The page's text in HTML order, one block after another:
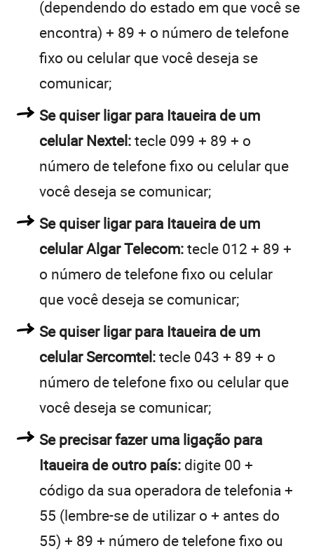
(dependendo do estado em que você se
encontra) + 89 + o número de telefone
fixo ou celular que você deseja se
comunicar;
Se quiser ligar para Itaueira de um
celular Nextel:tecle 099 + 89 + o
número de telefone fixo ou celular que
você deseja se comunicar;
Se quiser ligar para Itaueira de um
celular Algar Telecom:tecle 012 + 89 +
o número de telefone fixo ou celular
que você deseja se comunicar;
Se quiser ligar para Itaueira de um
celular Sercomtel:tecle 043 + 89 + o
número de telefone fixo ou celular que
você deseja se comunicar;
Se precisar fazer uma ligação para
Itaueira de outro país: digite 00 +
código da sua operadora de telefonia +
55 (lembre-se de utilizar o + antes do
55) + 89 + número de telefone fixo ou